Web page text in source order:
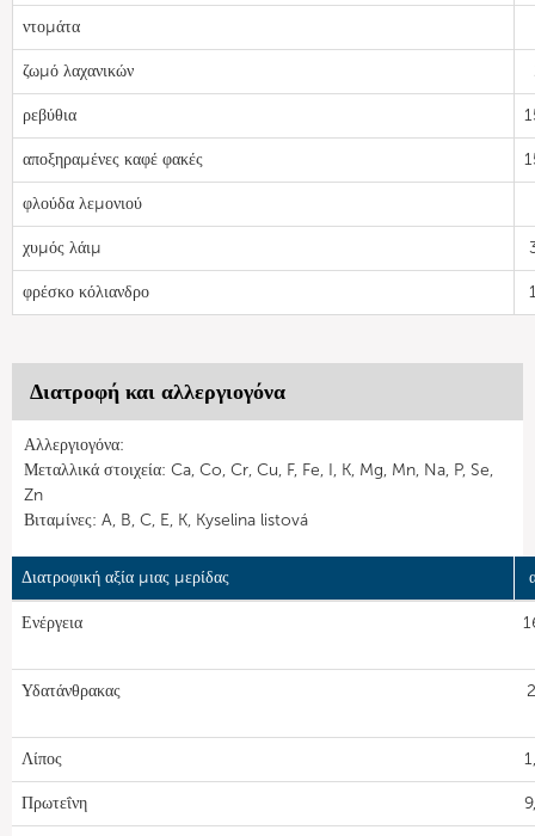
ντομάτα
ζωμό λαχανικών
ρεβύθια
αποξηραμένες καφέ φακές
φλούδα λεμονιού
χυμός λάιμ
φρέσκο κόλιανδρο
Διατροφή και αλλεργιογόνα
Αλλεργιογόνα:
Μεταλλικά στοιχεία: Ca, Co, Cr, Cu, F, Fe, I, K, Mg, Mn, Na, P, Se,
Zn
Βιταμίνες: A, B, C, E, K, Kyselina listová
Διατροφική αξία μιας μερίδας
Ενέργεια
Υδατάνθρακας
Λίπος
Πρωτεΐνη